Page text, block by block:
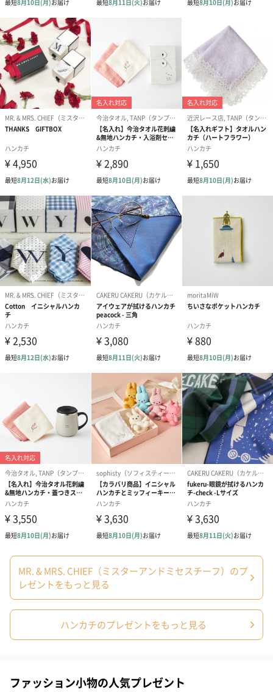
MR. & MRS. CHIEF（ミスターアンドミセスチーフ）のプ
レゼントをもっと見る
ハンカチのプレゼントをもっと見る
ファッション小物の人気プレゼント